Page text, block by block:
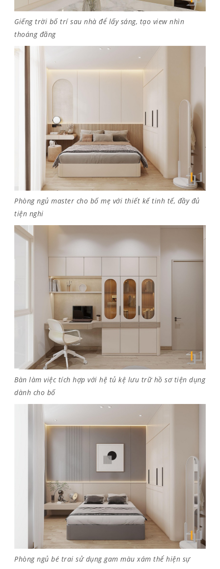
Giếng trời bố trí sau nhà để lấy sáng, tạo view nhìn
thoáng đãng
Phòng ngủ master cho bố mẹ với thiết kế tinh tế, đầy đủ
tiện nghi
Bàn làm việc tích hợp với hệ tủ kệ lưu trữ hồ sơ tiện dụng
dành cho bố
Phòng ngủ bé trai sử dụng gam màu xám thể hiện sự